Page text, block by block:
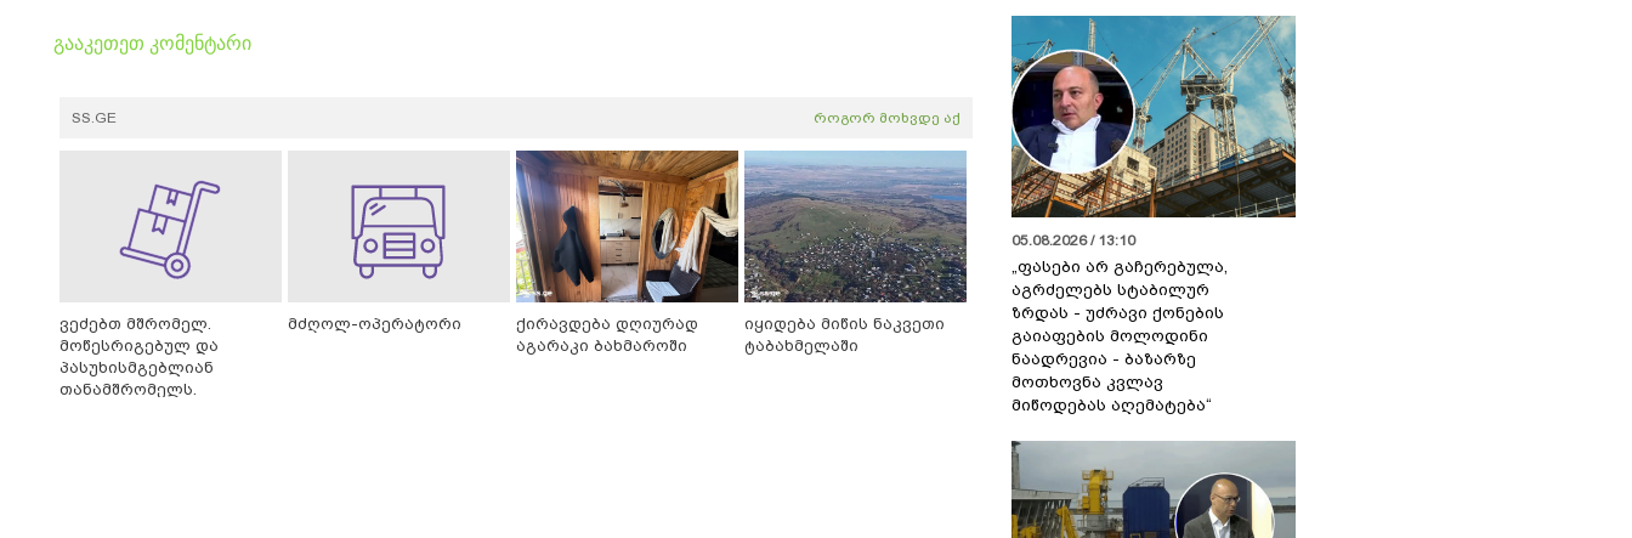
გააკეთეთ კომენტარი
SS.GE როგორ მოხვდე აქ
ვეძებთ მშრომელ.
მოწესრიგებულ და
პასუხისმგებლიან
თანამშრომელს.
მძღოლ-ოპერატორი
ქირავდება დღიურად
აგარაკი ბახმაროში
იყიდება მიწის ნაკვეთი
ტაბახმელაში
05.08.2026 / 13:10
„ფასები არ გაჩერებულა,
აგრძელებს სტაბილურ
ზრდას - უძრავი ქონების
გაიაფების მოლოდინი
ნაადრევია - ბაზარზე
მოთხოვნა კვლავ
მიწოდებას აღემატება“